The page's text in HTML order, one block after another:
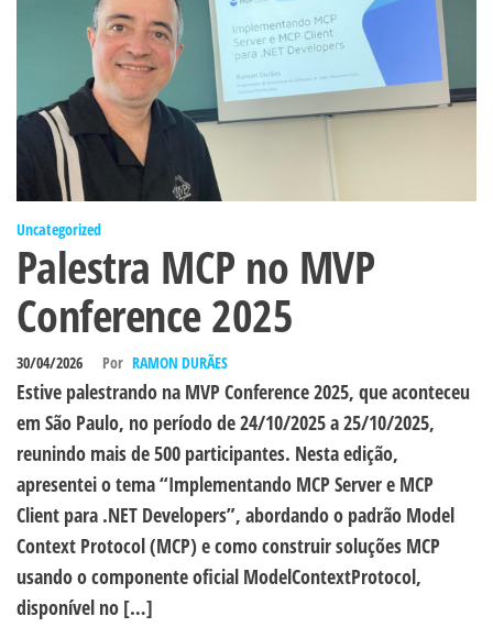
Uncategorized
Palestra MCP no MVP
Conference 2025
30/04/2026 Por RAMON DURÃES
Estive palestrando na MVP Conference 2025, que aconteceu
em São Paulo, no período de 24/10/2025 a 25/10/2025,
reunindo mais de 500 participantes. Nesta edição,
apresentei o tema “Implementando MCP Server e MCP
Client para .NET Developers”, abordando o padrão Model
Context Protocol (MCP) e como construir soluções MCP
usando o componente oficial ModelContextProtocol,
disponível no […]